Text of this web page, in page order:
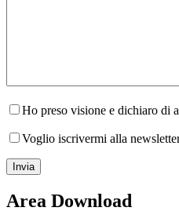
Ho preso visione e dichiaro di
Voglio iscrivermi alla
Area Download